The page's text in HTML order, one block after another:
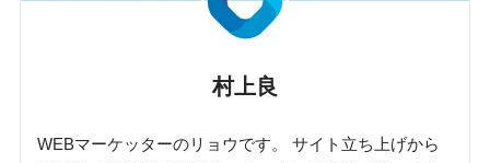
村上良
WEBマーケッターのリョウです。 サイト立ち上げから